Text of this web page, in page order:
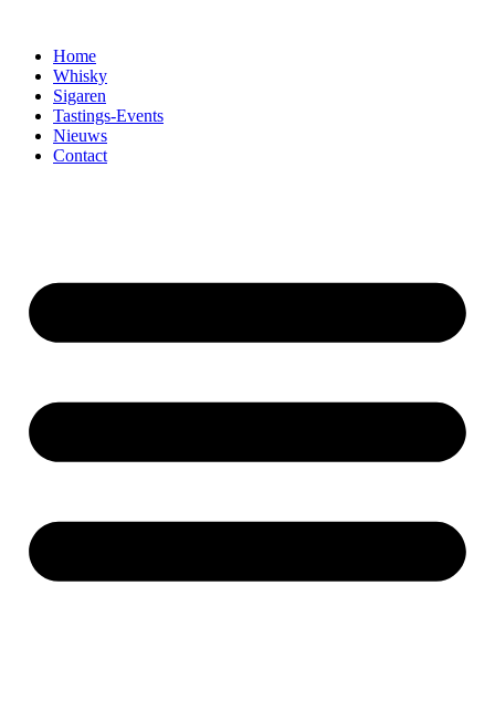
Home
Whisky
Sigaren
Tastings-Events
Nieuws
Contact